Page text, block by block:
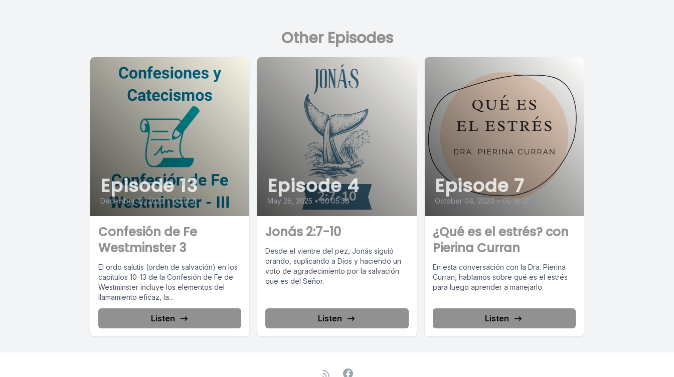
Other Episodes
Episode 13
December 12, 2023 • 00:14:11
Confesión de Fe
Westminster 3
El ordo salutis (orden de salvación) en los
capítulos 10-13 de la Confesión de Fe de
Westminster incluye los elementos del
llamamiento eficaz, la...
Listen
Episode 4
May 26, 2025 • 00:05:36
Jonás 2:7-10
Desde el vientre del pez, Jonás siguió
orando, suplicando a Dios y haciendo un
voto de agradecimiento por la salvación
que es del Señor.
Listen
Episode 7
October 04, 2020 • 00:16:32
¿Qué es el estrés? con
Pierina Curran
En esta conversación con la Dra. Pierina
Curran, hablamos sobre qué es el estrés
para luego aprender a manejarlo.
Listen